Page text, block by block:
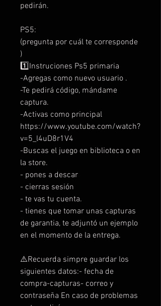
pedirán.
PS5:
(pregunta por cuál te corresponde
)
1️⃣Instruciones Ps5 primaria
-Agregas como nuevo usuario .
-Te pedirá código, mándame
captura.
-Activas como principal
https://www.youtube.com/watch?
v=5_l4uD8r1V4
-Buscas el juego en biblioteca o en
la store.
- pones a descar
- cierras sesión
- te vas tu cuenta.
- tienes que tomar unas capturas
de garantia, te adjuntó un ejemplo
en el momento de la entrega.
⚠️Recuerda simpre guardar los
siguientes datos:- fecha de
compra-capturas- correo y
contraseña En caso de problemas